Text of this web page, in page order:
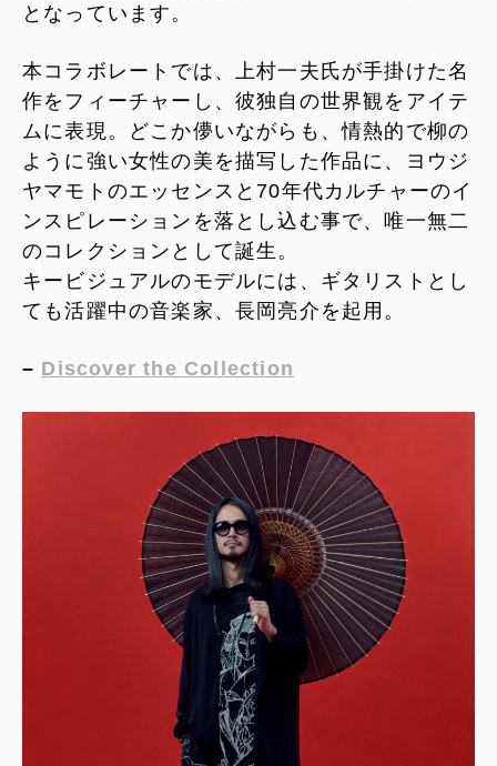
となっています。
本コラボレートでは、上村一夫氏が手掛けた名
作をフィーチャーし、彼独自の世界観をアイテ
ムに表現。どこか儚いながらも、情熱的で柳の
ように強い女性の美を描写した作品に、ヨウジ
ヤマモトのエッセンスと70年代カルチャーのイ
ンスピレーションを落とし込む事で、唯一無二
のコレクションとして誕生。
キービジュアルのモデルには、ギタリストとし
ても活躍中の音楽家、長岡亮介を起用。
– Discover the Collection